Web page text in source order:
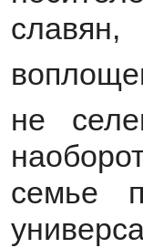
не
семье